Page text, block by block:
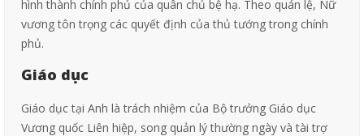
hình thành chính phủ của quân chủ bệ hạ. Theo quán lệ, Nữ
vương tôn trọng các quyết định của thủ tướng trong chính
phủ.
Giáo dục
Giáo dục tại Anh là trách nhiệm của Bộ trưởng Giáo dục
Vương quốc Liên hiệp, song quản lý thường ngày và tài trợ